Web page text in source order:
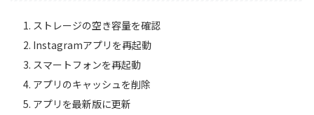
ストレージの空き容量を確認
Instagramアプリを再起動
スマートフォンを再起動
アプリのキャッシュを削除
アプリを最新版に更新